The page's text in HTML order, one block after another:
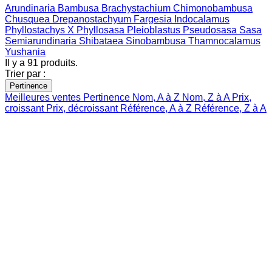
Arundinaria Bambusa Brachystachium Chimonobambusa
Chusquea Drepanostachyum Fargesia Indocalamus
Phyllostachys X Phyllosasa Pleioblastus Pseudosasa Sasa
Semiarundinaria Shibataea Sinobambusa Thamnocalamus
Yushania
Il y a 91 produits.
Trier par :
Pertinence
Meilleures ventes Pertinence Nom, A à Z Nom, Z à A Prix,
croissant Prix, décroissant Référence, A à Z Référence, Z à A